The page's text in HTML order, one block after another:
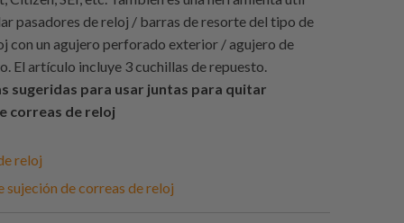
pasadores de reloj / barras de resorte del tipo de
con un agujero perforado exterior / agujero de
El artículo incluye 3 cuchillas de repuesto.
sugeridas para usar juntas para quitar
correas de reloj
reloj
sujeción de correas de reloj